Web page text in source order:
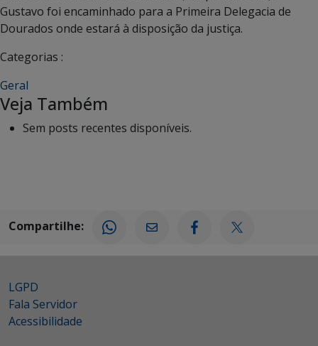
Gustavo foi encaminhado para a Primeira Delegacia de
Dourados onde estará à disposição da justiça.
Categorias :
Geral
Veja Também
Sem posts recentes disponíveis.
Compartilhe:
LGPD
Fala Servidor
Acessibilidade